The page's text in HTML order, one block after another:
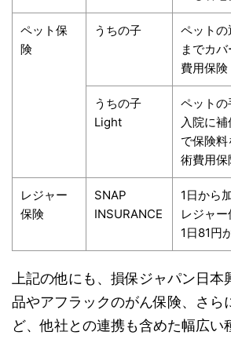
ペット保
険
うちの子
ペット
までカ
費用保険
うちの子
Light
ペットの
入院に
で保険
術費用保
レジャー
保険
SNAP
INSURANCE
1日から
レジャ
1日81円
上記の他にも、損保ジャパン日
品やアフラックのがん保険、さら
ど、他社との連携も含めた幅広い